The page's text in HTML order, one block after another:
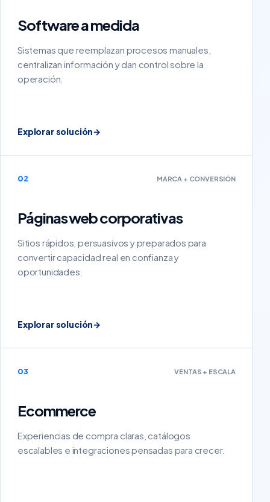
Software a medida
Sistemas que reemplazan procesos manuales,
centralizan información y dan control sobre la
operación.
Explorar solución→
02 MARCA + CONVERSIÓN
Páginas web corporativas
Sitios rápidos, persuasivos y preparados para
convertir capacidad real en confianza y
oportunidades.
Explorar solución→
03 VENTAS + ESCALA
Ecommerce
Experiencias de compra claras, catálogos
escalables e integraciones pensadas para crecer.